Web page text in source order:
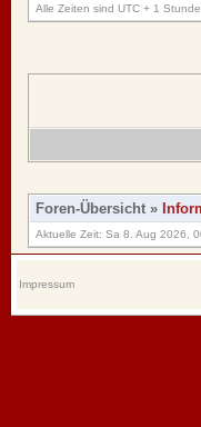
Alle Zeiten sind UTC + 1
Foren-Übersicht »
Aktuelle Zeit: Sa 8. Aug 2026,
Impressum